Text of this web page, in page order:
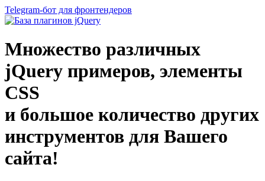
Telegram-бот для фронтендеров
Множество различных
jQuery примеров, элементы
CSS
и большое количество других
инструментов для Вашего
сайта!